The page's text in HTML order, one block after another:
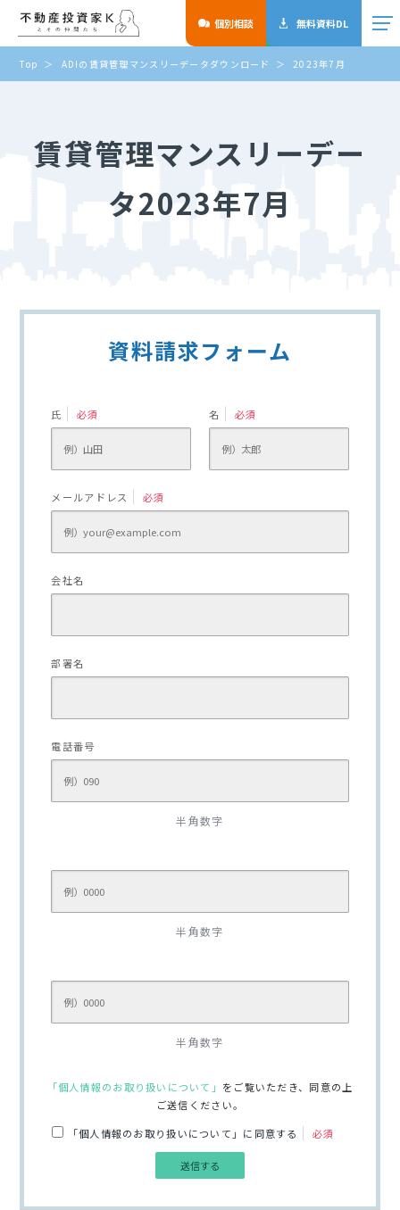
個別相談 無料資料DL
Top ADIの賃貸管理マンスリーデータダウンロード 2023年7月
賃貸管理マンスリーデー
タ2023年7月
資料請求フォーム
氏 必須 名 必須
メールアドレス 必須
会社名
部署名
電話番号
半角数字
半角数字
半角数字
「個人情報のお取り扱いについて」 をご覧いただき、同意の上
ご送信ください。
「個人情報のお取り扱いについて」に同意する
必須